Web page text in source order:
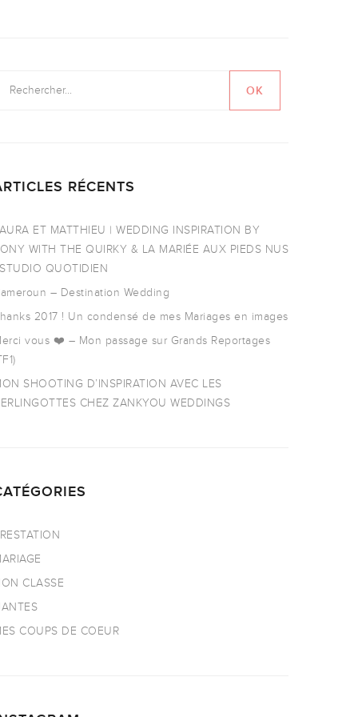
RÉCENTS
ET MATTHIEU | WEDDING INSPIRATION BY
WITH THE QUIRKY & LA MARIÉE AUX PIEDS NUS
QUOTIDIEN
– Destination Wedding
2017 ! Un condensé de mes Mariages en images
vous ❤️ – Mon passage sur Grands Reportages
SHOOTING D’INSPIRATION AVEC LES
CHEZ ZANKYOU WEDDINGS
CLASSE
COUPS DE COEUR